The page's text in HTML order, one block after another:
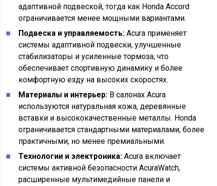
адаптивной подвеской, тогда как Honda Accord
ограничивается менее мощными вариантами.
Подвеска и управляемость: Acura применяет
системы адаптивной подвески, улучшенные
стабилизаторы и усиленные тормоза, что
обеспечивает спортивную динамику и более
комфортную езду на высоких скоростях.
Материалы и интерьер: В салонах Acura
используются натуральная кожа, деревянные
вставки и высококачественные металлы. Honda
ограничивается стандартными материалами, более
практичными, но менее премиальными.
Технологии и электроника: Acura включает
системы активной безопасности AcuraWatch,
расширенные мультимедийные панели и